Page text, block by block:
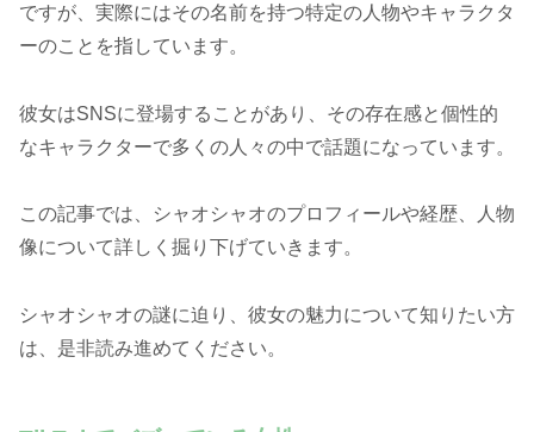
ですが、実際にはその名前を持つ特定の人物やキャラクタ
ーのことを指しています。
彼女はSNSに登場することがあり、その存在感と個性的
なキャラクターで多くの人々の中で話題になっています。
この記事では、シャオシャオのプロフィールや経歴、人物
像について詳しく掘り下げていきます。
シャオシャオの謎に迫り、彼女の魅力について知りたい方
は、是非読み進めてください。